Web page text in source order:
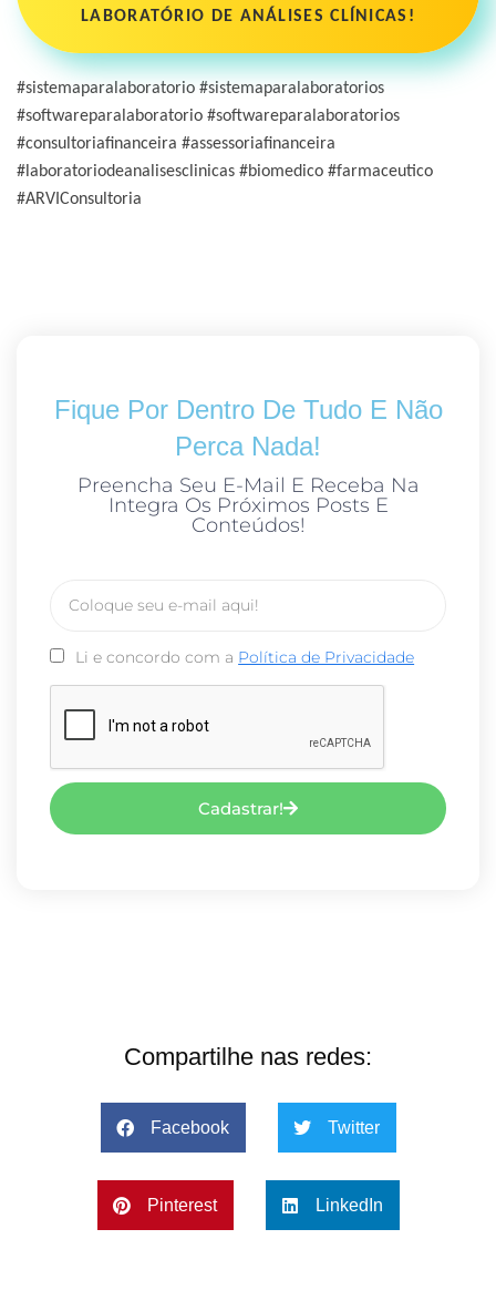
LABORATÓRIO DE ANÁLISES CLÍNICAS!
#sistemaparalaboratorio #sistemaparalaboratorios
#softwareparalaboratorio #softwareparalaboratorios
#consultoriafinanceira #assessoriafinanceira
#laboratoriodeanalisesclinicas #biomedico #farmaceutico
#ARVIConsultoria
Fique Por Dentro De Tudo E Não
Perca Nada!
Preencha Seu E-Mail E Receba Na
Integra Os Próximos Posts E
Conteúdos!
Li e concordo com a Política de Privacidade
Cadastrar!
Compartilhe nas redes:
Facebook Twitter
Pinterest LinkedIn